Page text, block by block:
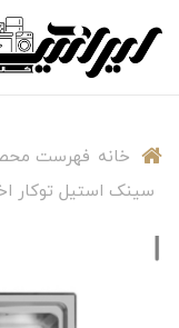
خانه فهرست
سینک استیل توکار